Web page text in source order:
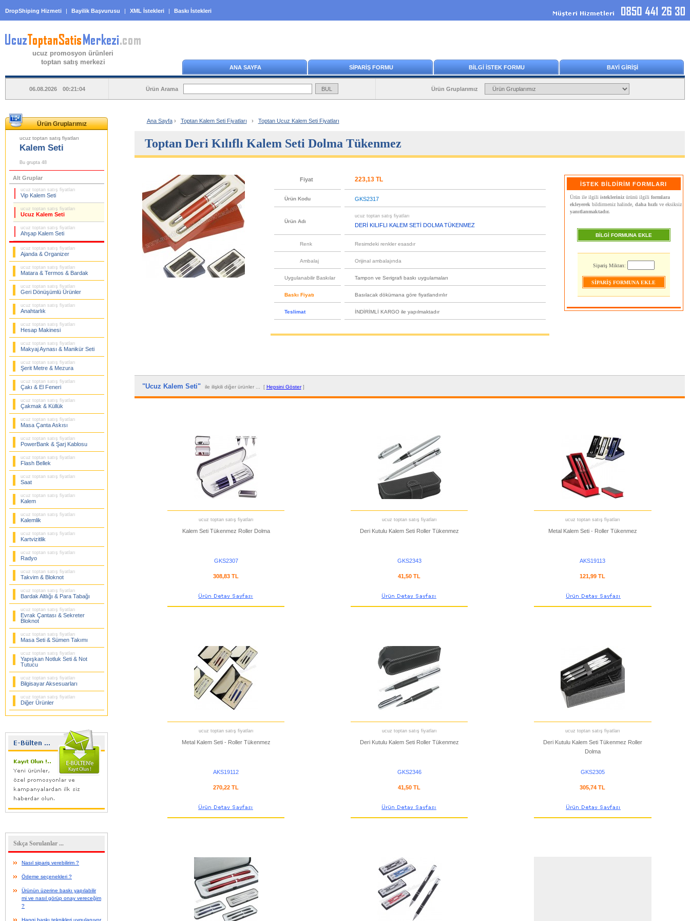
DropShiping Hizmeti | Bayilik Başvurusu | XML İstekleri | Baskı İstekleri
ucuz promosyon ürünleri
toptan satış merkezi
ANA SAYFA SİPARİŞ FORMU BİLGİ İSTEK FORMU BAYİ GİRİŞİ
06.08.2026 00:21:04 Ürün Arama Ürün Gruplarımız
Ürün Gruplarımız
ucuz toptan satış fiyatları
Kalem Seti
Bu grupta 48
Alt Gruplar
ucuz toptan satış fiyatları
Vip Kalem Seti
ucuz toptan satış fiyatları
Ucuz Kalem Seti
ucuz toptan satış fiyatları
Ahşap Kalem Seti
ucuz toptan satış fiyatları
Ajanda & Organizer
ucuz toptan satış fiyatları
Matara & Termos & Bardak
ucuz toptan satış fiyatları
Geri Dönüşümlü Ürünler
ucuz toptan satış fiyatları
Anahtarlık
ucuz toptan satış fiyatları
Hesap Makinesi
ucuz toptan satış fiyatları
Makyaj Aynası & Manikür Seti
ucuz toptan satış fiyatları
Şerit Metre & Mezura
ucuz toptan satış fiyatları
Çakı & El Feneri
ucuz toptan satış fiyatları
Çakmak & Küllük
ucuz toptan satış fiyatları
Masa Çanta Askısı
ucuz toptan satış fiyatları
PowerBank & Şarj Kablosu
ucuz toptan satış fiyatları
Flash Bellek
ucuz toptan satış fiyatları
Saat
ucuz toptan satış fiyatları
Kalem
ucuz toptan satış fiyatları
Kalemlik
ucuz toptan satış fiyatları
Kartvizitlik
ucuz toptan satış fiyatları
Radyo
ucuz toptan satış fiyatları
Takvim & Bloknot
ucuz toptan satış fiyatları
Bardak Altlığı & Para Tabağı
ucuz toptan satış fiyatları
Evrak Çantası & Sekreter
Bloknot
ucuz toptan satış fiyatları
Masa Seti & Sümen Takımı
ucuz toptan satış fiyatları
Yapışkan Notluk Seti & Not
Tutucu
ucuz toptan satış fiyatları
Bilgisayar Aksesuarları
ucuz toptan satış fiyatları
Diğer Ürünler
Sıkça Sorulanlar ...
Nasıl sipariş verebilirim ?
Ödeme seçenekleri ?
Ürünün üzerine baskı yapılabilir
mi ve nasıl görüp onay vereceğim
?
Hangi baskı teknikleri uygulanıyor
Ana Sayfa› Toptan Kalem Seti Fiyatları › Toptan Ucuz Kalem Seti Fiyatları
Toptan Deri Kılıflı Kalem Seti Dolma Tükenmez
Fiyat 223,13 TL
Ürün Kodu GKS2317
Ürün Adı
ucuz toptan satış fiyatları
DERİ KILIFLI KALEM SETİ DOLMA TÜKENMEZ
Renk Resimdeki renkler esasdır
Ambalaj Orijinal ambalajında
Uygulanabilir Baskılar Tampon ve Serigrafi baskı uygulamaları
Baskı Fiyatı Basılacak dökümana göre fiyatlandırılır
Teslimat İNDİRİMLİ KARGO ile yapılmaktadır
İSTEK BİLDİRİM FORMLARI
Ürün ile ilgili isteklerinizürünü ilgili formlara
ekleyerek bildirmeniz halinde, daha hızlı ve eksiksiz
yanıtlanmaktadır.
BİLGİ FORMUNA EKLE
Sipariş Miktarı:
"Ucuz Kalem Seti" ile ilişkili diğer ürünler ... [ Hepsini Göster]
ucuz toptan satış fiyatları
Kalem Seti Tükenmez Roller Dolma
GKS2307
308,83 TL
ucuz toptan satış fiyatları
Deri Kutulu Kalem Seti Roller Tükenmez
GKS2343
41,50 TL
ucuz toptan satış fiyatları
Metal Kalem Seti - Roller Tükenmez
AKS19113
121,99 TL
ucuz toptan satış fiyatları
Metal Kalem Seti - Roller Tükenmez
AKS19112
270,22 TL
ucuz toptan satış fiyatları
Deri Kutulu Kalem Seti Roller Tükenmez
GKS2346
41,50 TL
ucuz toptan satış fiyatları
Deri Kutulu Kalem Seti Tükenmez Roller
Dolma
GKS2305
305,74 TL